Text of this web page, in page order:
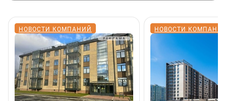
НОВОСТИ КОМПАНИЙ НОВОСТИ